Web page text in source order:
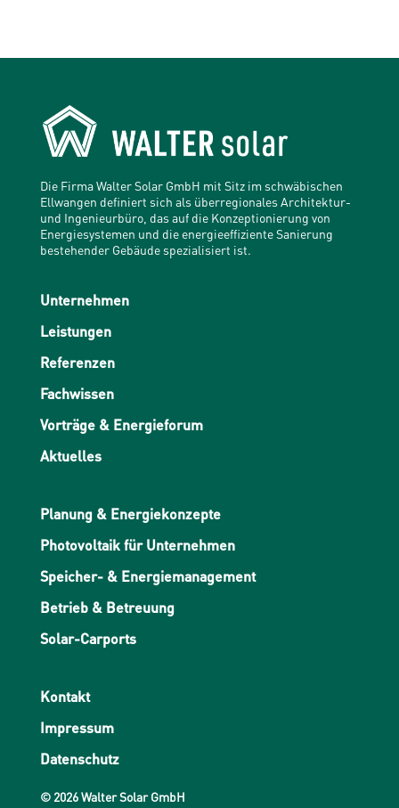
Die Firma Walter Solar GmbH mit Sitz im schwäbischen
Ellwangen definiert sich als überregionales Architektur-
und Ingenieurbüro, das auf die Konzeptionierung von
Energiesystemen und die energieeffiziente Sanierung
bestehender Gebäude spezialisiert ist.
Unternehmen
Leistungen
Referenzen
Fachwissen
Vorträge & Energieforum
Aktuelles
Planung & Energiekonzepte
Photovoltaik für Unternehmen
Speicher- & Energiemanagement
Betrieb & Betreuung
Solar-Carports
Kontakt
Impressum
Datenschutz
© 2026 Walter Solar GmbH